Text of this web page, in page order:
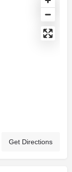
Get Directions